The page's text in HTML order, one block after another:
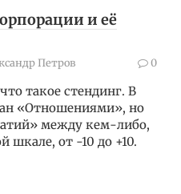
и её
Петров 0
такое стендинг. В
«Отношениями», но
между кем-либо,
шкале, от -10 до +10.